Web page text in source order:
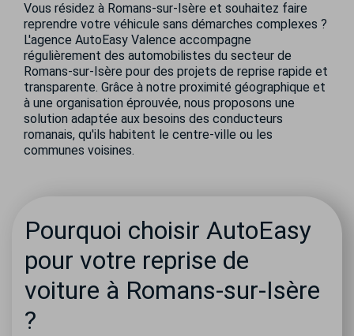
Vous résidez à Romans-sur-Isère et souhaitez faire
reprendre votre véhicule sans démarches complexes ?
L'agence AutoEasy Valence accompagne
régulièrement des automobilistes du secteur de
Romans-sur-Isère pour des projets de reprise rapide et
transparente. Grâce à notre proximité géographique et
à une organisation éprouvée, nous proposons une
solution adaptée aux besoins des conducteurs
romanais, qu'ils habitent le centre-ville ou les
communes voisines.
Pourquoi choisir AutoEasy
pour votre reprise de
voiture à Romans-sur-Isère
?